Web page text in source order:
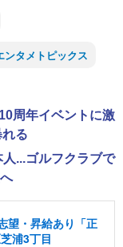
ンタメトピックス
周年イベントに激
る
...ゴルフクラブで
望・昇給あり「正
浦3丁目